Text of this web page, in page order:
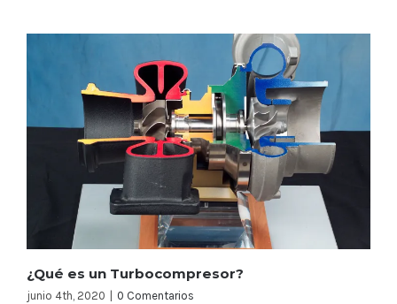
¿Qué es un Turbocompresor?
junio 4th, 2020 0 Comentarios